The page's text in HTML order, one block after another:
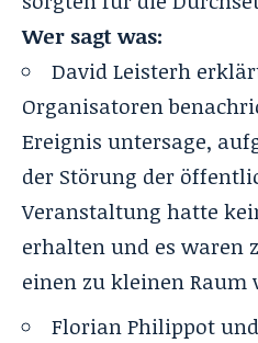
Wer sagt was:
David Leisterh
Organisatoren
Ereignis untersage,
der Störung der
Veranstaltung hatte
erhalten und es waren
einen zu kleinen Raum
Florian Philippot